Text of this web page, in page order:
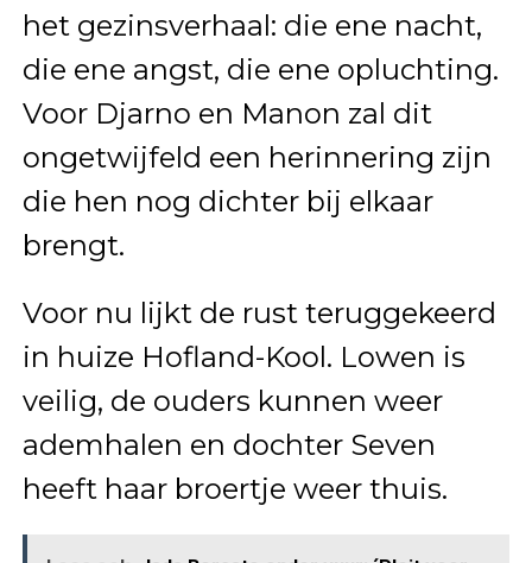
het gezinsverhaal: die ene nacht,
die ene angst, die ene opluchting.
Voor Djarno en Manon zal dit
ongetwijfeld een herinnering zijn
die hen nog dichter bij elkaar
brengt.
Voor nu lijkt de rust teruggekeerd
in huize Hofland-Kool. Lowen is
veilig, de ouders kunnen weer
ademhalen en dochter Seven
heeft haar broertje weer thuis.